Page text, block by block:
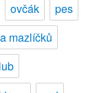
ovčák
pes
mazlíčků